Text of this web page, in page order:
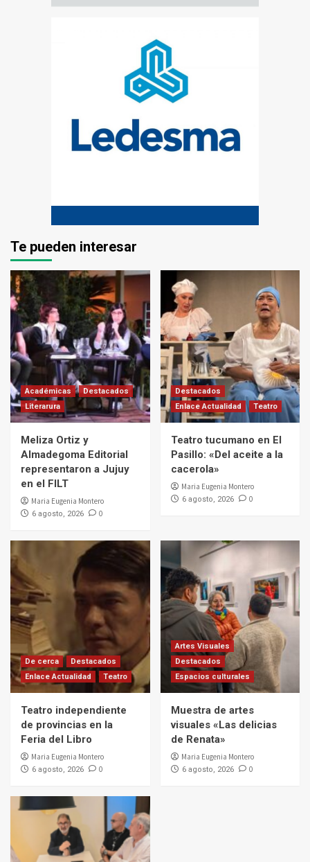
Te pueden interesar
Académicas
Destacados
Literarura
Meliza Ortiz y
Almadegoma Editorial
representaron a Jujuy
en el FILT
Maria Eugenia Montero
6 agosto, 2026 0
Destacados
Enlace Actualidad
Teatro
Teatro tucumano en El
Pasillo: «Del aceite a la
cacerola»
Maria Eugenia Montero
6 agosto, 2026 0
De cerca
Destacados
Enlace Actualidad
Teatro
Teatro independiente
de provincias en la
Feria del Libro
Maria Eugenia Montero
6 agosto, 2026 0
Artes Visuales
Destacados
Espacios culturales
Muestra de artes
visuales «Las delicias
de Renata»
Maria Eugenia Montero
6 agosto, 2026 0